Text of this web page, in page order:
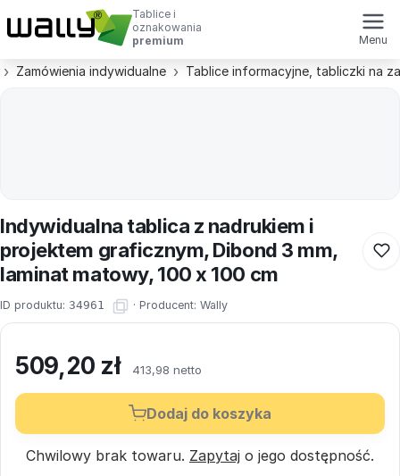
Tablice i
oznakowania
premium
Menu
Zamówienia indywidualne Tablice informacyjne, tabliczki na
Indywidualna tablica z nadrukiem i
projektem graficznym, Dibond 3 mm,
laminat matowy, 100 x 100 cm
ID produktu: 34961 · Producent: Wally
509,20 zł 413,98 netto
Dodaj do koszyka
Chwilowy brak towaru. Zapytaj o jego dostępność.